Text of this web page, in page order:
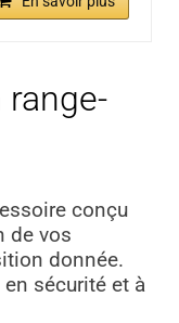
range-
conçu
de vos
donnée.
sécurité et à